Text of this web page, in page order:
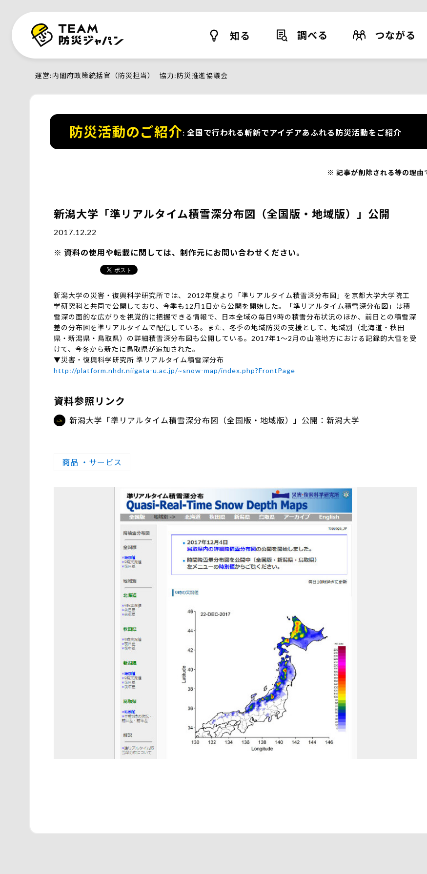
知る 調べる つながる
運営 内閣府政策統括官（防災担当） 協力 防災推進協議会
防災活動のご紹介 全国で行われる斬新でアイデアあふれる防災活動をご紹介
記事が削除される等の理由
新潟大学「準リアルタイム積雪深分布図（全国版・地域版）」公開
2017.12.22
資料の使用や転載に関しては、制作元にお問い合わせください。
新潟大学の災害・復興科学研究所では、 2012年度より「準リアルタイム積雪深分布図」を京都大学大学院工
学研究科と共同で公開しており、今季も12月1日から公開を開始した。「準リアルタイム積雪深分布図」は積
雪深の面的な広がりを視覚的に把握できる情報で、日本全域の毎日9時の積雪分布状況のほか、前日との積雪深
差の分布図を準リアルタイムで配信している。また、冬季の地域防災の支援として、地域別（北海道・秋田
県・新潟県・鳥取県）の詳細積雪深分布図も公開している。2017年1～2月の山陰地方における記録的大雪を受
けて、今冬から新たに鳥取県が追加された。
▼災害・復興科学研究所 準リアルタイム積雪深分布
http://platform.nhdr.niigata-u.ac.jp/~snow-map/index.php?FrontPage
資料参照リンク
新潟大学「準リアルタイム積雪深分布図（全国版・地域版）」公開：新潟大学
商品 ・サービス